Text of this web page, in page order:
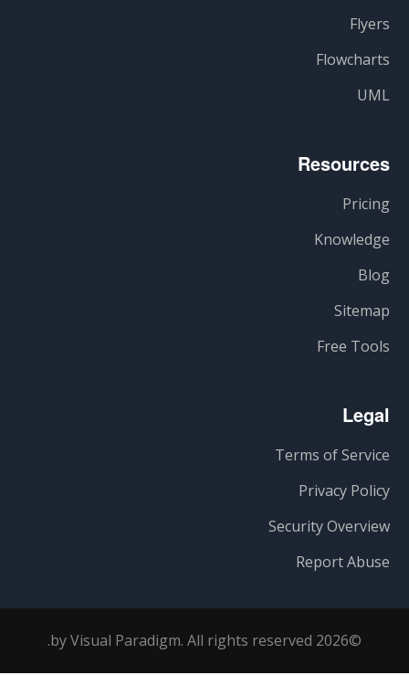
Flyers
Flowcharts
UML
Resources
Pricing
Knowledge
Blog
Sitemap
Free Tools
Legal
Terms of Service
Privacy Policy
Security Overview
Report Abuse
©2026 by Visual Paradigm. All rights reserved.